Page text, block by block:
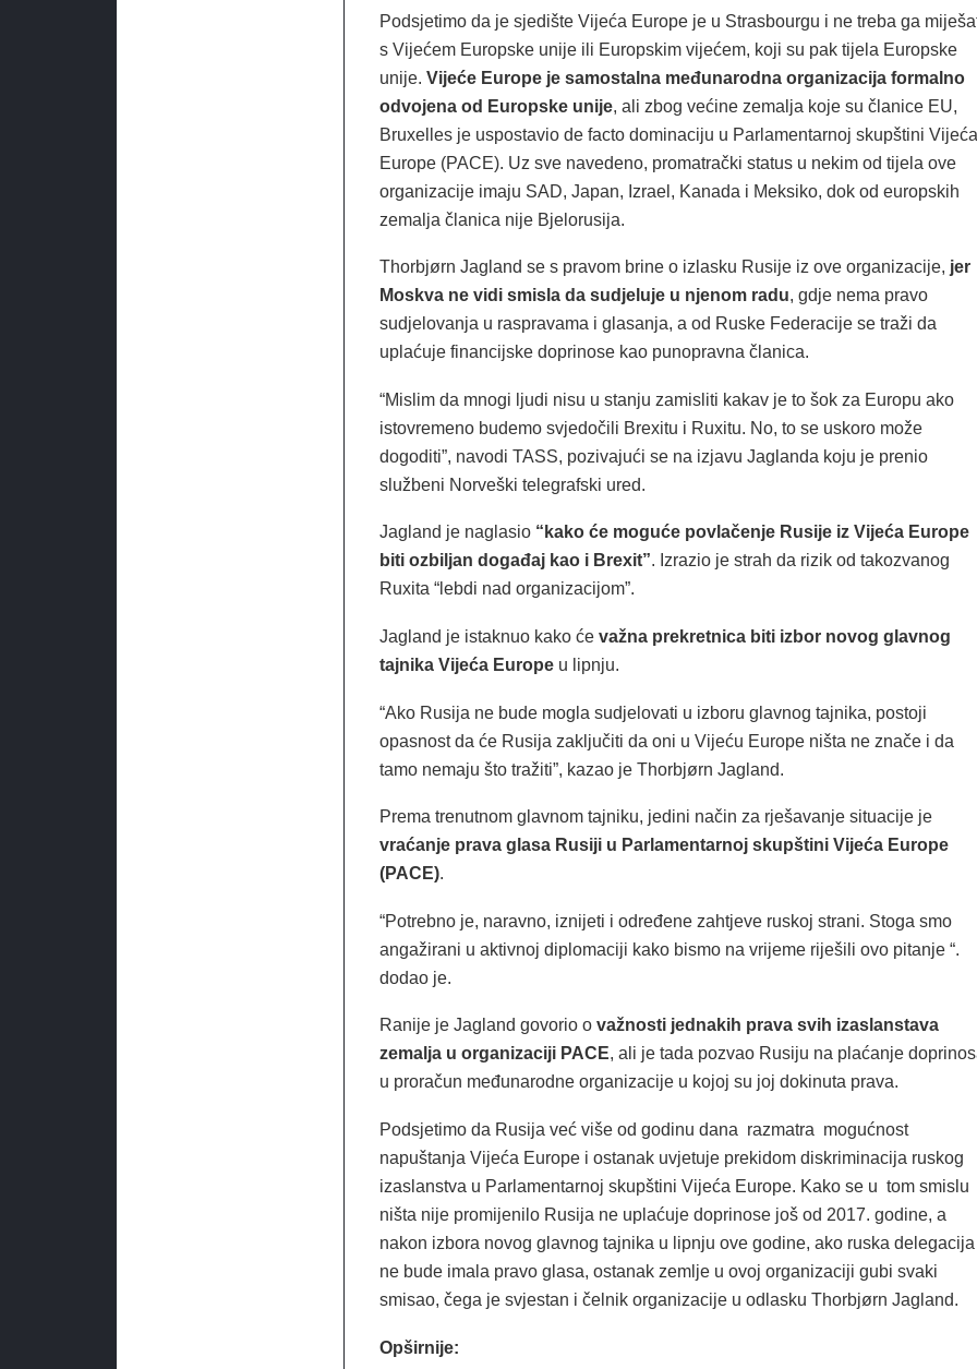
Podsjetimo da je sjedište Vijeća Europe je u Strasbourgu i ne treba ga
s Vijećem Europske unije ili Europskim vijećem, koji su pak tijela Europske
unije. Vijeće Europe je samostalna međunarodna organizacija formalno
odvojena od Europske unije, ali zbog većine zemalja koje su članice EU,
Bruxelles je uspostavio de facto dominaciju u Parlamentarnoj skupštini Vijeća
Europe (PACE). Uz sve navedeno, promatrački status u nekim od tijela ove
organizacije imaju SAD, Japan, Izrael, Kanada i Meksiko, dok od europskih
zemalja članica nije Bjelorusija.
Thorbjørn Jagland se s pravom brine o izlasku Rusije iz ove organizacije, jer
Moskva ne vidi smisla da sudjeluje u njenom radu, gdje nema pravo
sudjelovanja u raspravama i glasanja, a od Ruske Federacije se traži da
uplaćuje financijske doprinose kao punopravna članica.
“Mislim da mnogi ljudi nisu u stanju zamisliti kakav je to šok za Europu ako
istovremeno budemo svjedočili Brexitu i Ruxitu. No, to se uskoro može
dogoditi”, navodi TASS, pozivajući se na izjavu Jaglanda koju je prenio
službeni Norveški telegrafski ured.
Jagland je naglasio“kako će moguće povlačenje Rusije iz Vijeća Europe
biti ozbiljan događaj kao i Brexit”. Izrazio je strah da rizik od takozvanog
Ruxita “lebdi nad organizacijom”.
Jagland je istaknuo kako ćevažna prekretnica biti izbor novog glavnog
tajnika Vijeća Europeu lipnju.
“Ako Rusija ne bude mogla sudjelovati u izboru glavnog tajnika, postoji
opasnost da će Rusija zaključiti da oni u Vijeću Europe ništa ne znače i da
tamo nemaju što tražiti”, kazao je Thorbjørn Jagland.
Prema trenutnom glavnom tajniku, jedini način za rješavanje situacije je
vraćanje prava glasa Rusiji u Parlamentarnoj skupštini Vijeća Europe
(PACE).
“Potrebno je, naravno, iznijeti i određene zahtjeve ruskoj strani. Stoga smo
angažirani u aktivnoj diplomaciji kako bismo na vrijeme riješili ovo pitanje “.
dodao je.
Ranije je Jagland govorio o važnosti jednakih prava svih izaslanstava
zemalja u organizaciji PACE, ali je tada pozvao Rusiju na plaćanje
u proračun međunarodne organizacije u kojoj su joj dokinuta prava.
Podsjetimo da Rusija već više od godinu dana razmatra mogućnost
napuštanja Vijeća Europe i ostanak uvjetuje prekidom diskriminacija ruskog
izaslanstva u Parlamentarnoj skupštini Vijeća Europe. Kako se u tom smislu
ništa nije promijenilo Rusija ne uplaćuje doprinose još od 2017. godine, a
nakon izbora novog glavnog tajnika u lipnju ove godine, ako ruska delegacija
ne bude imala pravo glasa, ostanak zemlje u ovoj organizaciji gubi svaki
smisao, čega je svjestan i čelnik organizacije u odlasku Thorbjørn Jagland.
Opširnije: